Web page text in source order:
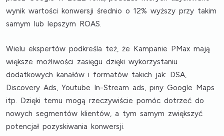
wynik wartości konwersji średnio o 12% wyższy przy takim
samym lub lepszym ROAS.
Wielu ekspertów podkreśla też, że Kampanie PMax mają
większe możliwości zasięgu dzięki wykorzystaniu
dodatkowych kanałów i formatów takich jak: DSA,
Discovery Ads, Youtube In-Stream ads, piny Google Maps
itp. Dzięki temumogą rzeczywiście pomóc dotrzeć do
nowych segmentów klientów, a tym samym zwiększyć
potencjał pozyskiwania konwersji.